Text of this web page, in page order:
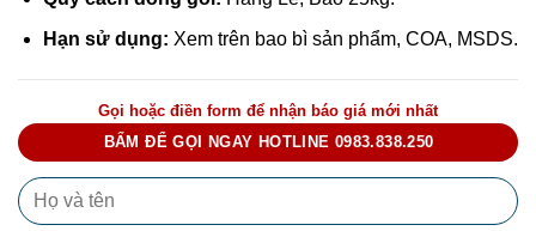
Hạn sử dụng: Xem trên bao bì sản phẩm, COA, MSDS.
Gọi hoặc điền form để nhận báo giá mới nhất
BẤM ĐỂ GỌI NGAY HOTLINE 0983.838.250